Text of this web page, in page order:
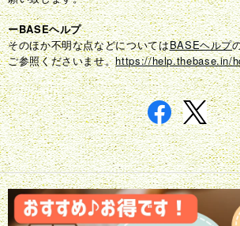
ーBASEヘルプ
そのほか不明な点などについてはBASEヘルプ
ご参照くださいませ。https://help.thebase.in/